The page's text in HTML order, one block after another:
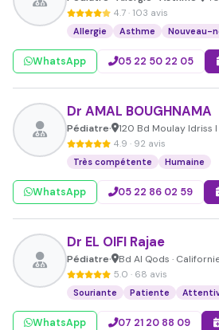
4.7 · 103 avis
Allergie Asthme Nouveau-
WhatsApp 05 22 50 22 05
Dr AMAL BOUGHNAMA
Pédiatre• 120 Bd Moulay Idriss I
4.9 · 92 avis
Très compétente Humaine
WhatsApp 05 22 86 02 59
Dr EL OIFI Rajae
Pédiatre• Bd Al Qods ·
5.0 · 68 avis
Souriante Patiente
WhatsApp 07 21 20 88 09